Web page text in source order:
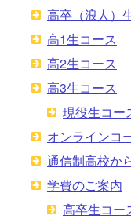
高卒（浪人）
高1生コース
高2生コース
高3生コース
現役生コー
オンラインコ
通信制高校か
学費のご案内
高卒生コー